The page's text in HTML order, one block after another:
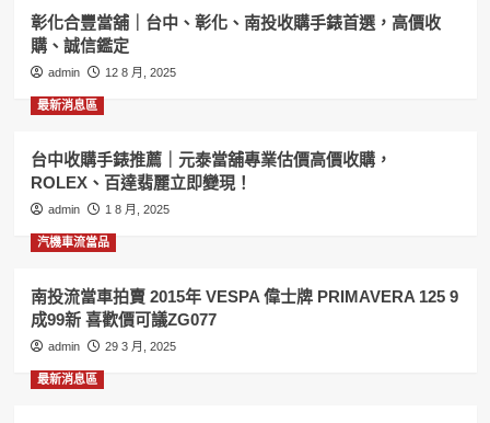
和
運
當
舖
手
賣
一
定
來,
機
車
借
錢,
黃
彰化合豐當舖｜台中、彰化、南投收購手錶首選，高價收
購、誠信鑑定
admin 12 8 月, 2025
最新消息區
台中收購手錶推薦｜元泰當舖專業估價高價收購，
ROLEX、百達翡麗立即變現！
admin 1 8 月, 2025
汽機車流當品
南投流當車拍賣 2015年 VESPA 偉士牌 PRIMAVERA 125 9
成99新 喜歡價可議ZG077
admin 29 3 月, 2025
最新消息區